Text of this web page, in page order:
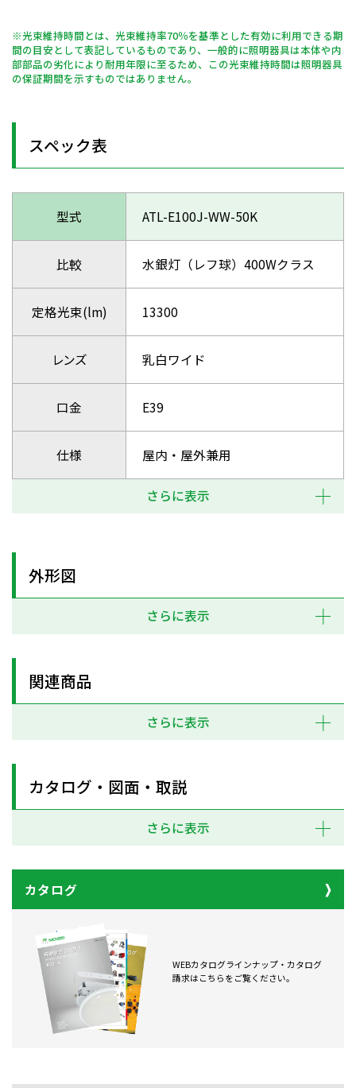
※光束維持時間とは、光束維持率70％を基準とした有効に利用できる期
間の目安として表記しているものであり、一般的に照明器具は本体や内
部部品の劣化により耐用年限に至るため、この光束維持時間は照明器具
の保証期間を示すものではありません。
スペック表
型式 ATL-E100J-WW-50K
比較 水銀灯（レフ球）400Wクラス
定格光束(lm) 13300
レンズ 乳白ワイド
口金 E39
仕様 屋内・屋外兼用
さらに表示
外形図
さらに表示
関連商品
さらに表示
カタログ・図面・取説
さらに表示
カタログ
WEBカタログラインナップ・カタログ
請求はこちらをご覧ください。